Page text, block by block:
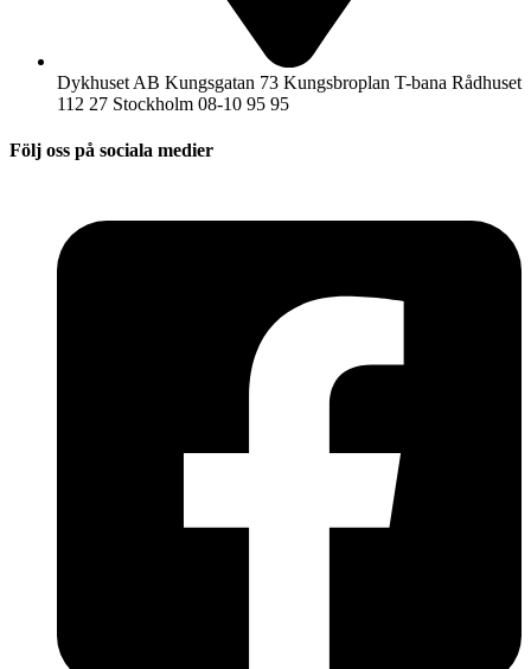
Dykhuset AB Kungsgatan 73 Kungsbroplan T-bana Rådhuset
112 27 Stockholm 08-10 95 95
Följ oss på sociala medier